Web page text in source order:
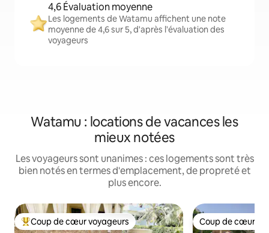
4,6 Évaluation moyenne
Les logements de Watamu affichent une note
moyenne de 4,6 sur 5, d'après l'évaluation des
voyageurs
Watamu : locations de vacances les
mieux notées
Les voyageurs sont unanimes : ces logements sont très
bien notés en termes d'emplacement, de propreté et
plus encore.
Coups de cœur voyageurs les plus appréciés
Coup de cœur voyageurs Coup de cœur
Coup de cœur